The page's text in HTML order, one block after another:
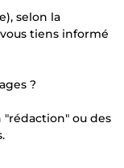
selon la
tiens informé
?
"rédaction" ou des